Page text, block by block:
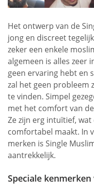
Het ontwerp van de
jong en discreet
zeker een enkele
algemeen is alles zeer
geen ervaring hebt en
zal het geen probleem
te vinden. Simpel
met het comfort van
Ze zijn erg intuïtief,
comfortabel maakt. In
merken is Single
aantrekkelijk.
Speciale